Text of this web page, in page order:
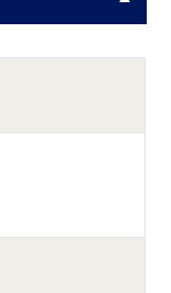
なかぱん』は館山
の製造販売およ
も人気です。
パン屋です。